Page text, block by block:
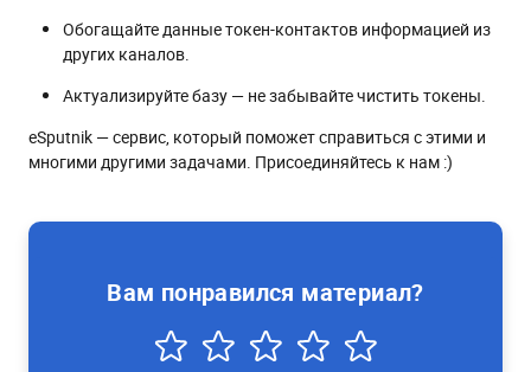
Обогащайте данные токен-контактов информацией из
других каналов.
Актуализируйте базу — не забывайте чистить токены.
eSputnik — сервис, который поможет справиться с этими и
многими другими задачами. Присоединяйтесь к нам :)
Вам понравился материал?